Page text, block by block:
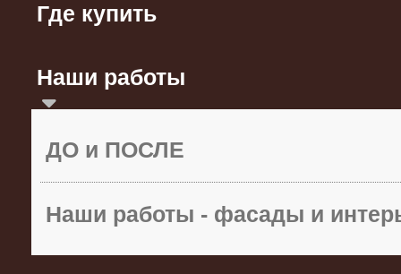
Где купить
Наши работы
ДО и ПОСЛЕ
Наши работы - фасады и